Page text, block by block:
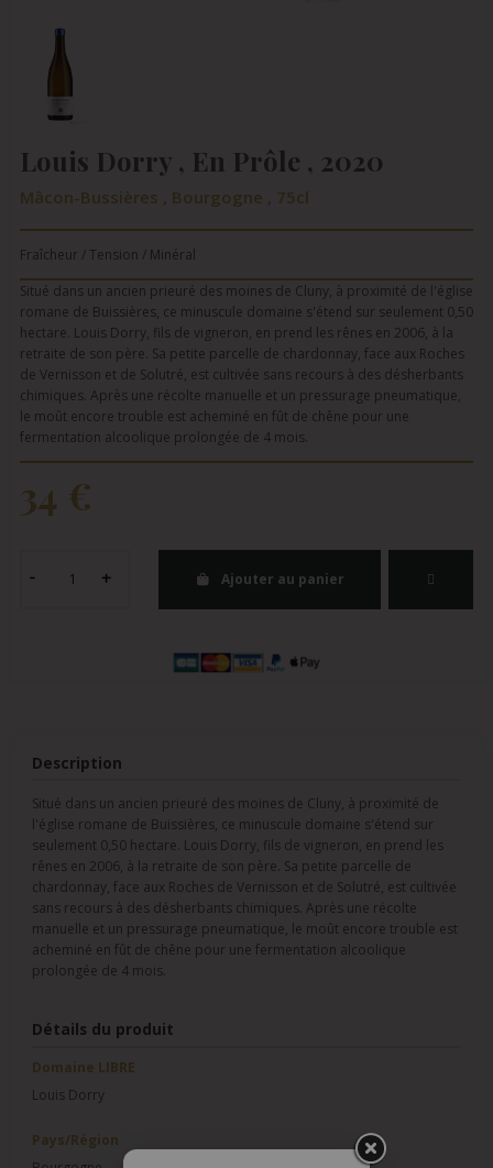
Louis Dorry , En Prôle , 2020
Mâcon-Bussières , Bourgogne , 75cl
Fraîcheur / Tension / Minéral
Situé dans un ancien prieuré des moines de Cluny, à proximité de l'église
romane de Buissières, ce minuscule domaine s'étend sur seulement 0,50
hectare. Louis Dorry, fils de vigneron, en prend les rênes en 2006, à la
retraite de son père. Sa petite parcelle de chardonnay, face aux Roches
de Vernisson et de Solutré, est cultivée sans recours à des désherbants
chimiques. Après une récolte manuelle et un pressurage pneumatique,
le moût encore trouble est acheminé en fût de chêne pour une
fermentation alcoolique prolongée de 4 mois.
34 €
Ajouter au panier
Description
Situé dans un ancien prieuré des moines de Cluny, à proximité de
l'église romane de Buissières, ce minuscule domaine s'étend sur
seulement 0,50 hectare. Louis Dorry, fils de vigneron, en prend les
rênes en 2006, à la retraite de son père. Sa petite parcelle de
chardonnay, face aux Roches de Vernisson et de Solutré, est cultivée
sans recours à des désherbants chimiques. Après une récolte
manuelle et un pressurage pneumatique, le moût encore trouble est
acheminé en fût de chêne pour une fermentation alcoolique
prolongée de 4 mois.
Détails du produit
Domaine LIBRE
Louis Dorry
Pays/Région